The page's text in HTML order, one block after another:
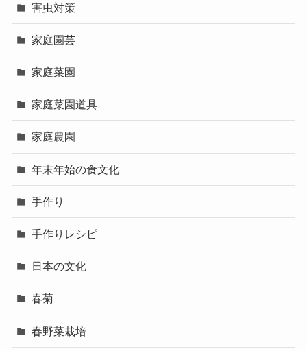
害虫対策
家庭園芸
家庭菜園
家庭菜園道具
家庭農園
年末年始の食文化
手作り
手作りレシピ
日本の文化
春菊
春野菜栽培